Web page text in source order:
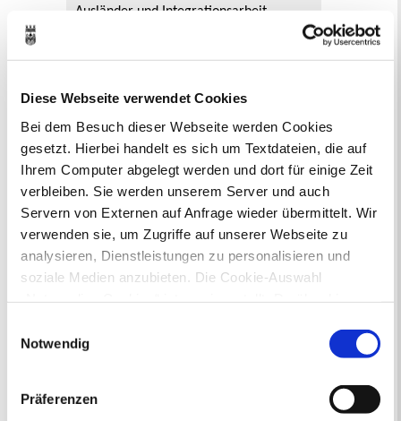
Diese Webseite verwendet Cookies
Bei dem Besuch dieser Webseite werden Cookies
gesetzt. Hierbei handelt es sich um Textdateien, die auf
Ihrem Computer abgelegt werden und dort für einige Zeit
verbleiben. Sie werden unserem Server und auch
Servern von Externen auf Anfrage wieder übermittelt. Wir
verwenden sie, um Zugriffe auf unserer Webseite zu
analysieren, Dienstleistungen zu personalisieren und
soziale Medien anzubieten. Die Cookie-Auswahl
Drittländern (USA) mit unzureichendem
Datenschutzniveau verarbeiten. Es besteht die Gefahr,
dass diese zu Kontroll- und Überwachungszwecken von
anderen missbraucht werden, ohne dass Sie sich mit
Notwendig
Präferenzen
Ausländer und Integrationsarbeit
Jugendamt
Kreis Recklinghausen Notdienste
Ordnungsamt Personalausweis
Rat und Ausschüsse Reisepass
Stadtbibliothek Ummeldung
Verkaufsoffene Sonntage
Ihr Kontakt zur Stadtverwaltung
Online-Terminvergabe